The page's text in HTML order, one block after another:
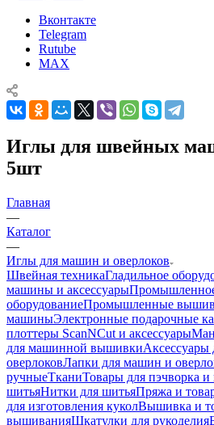
Вконтакте
Telegram
Rutube
MAX
Иглы для швейных
5шт
Главная
—
Каталог
—
Иглы для машин и оверлоков
Швейная техникаГладильное
машины и аксессуары
оборудованиеПромышленные
машиныЭлектронные подарочные
плоттеры ScanNCut и аксессуары
для машинной вышивкиАксессуары
оверлоковЛапки для машин и
ручныеТканиТовары для пэчворка и
шитьяНитки для шитьяПряжа и
для изготовления куколВышивка и
вышиванияШкатулки для рукоделия